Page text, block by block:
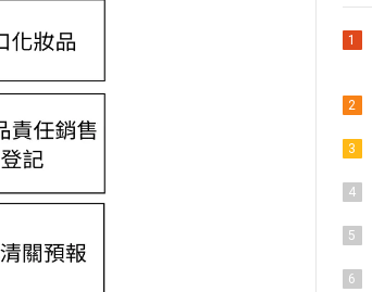
1
2
3
4
5
6